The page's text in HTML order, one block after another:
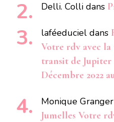
Delli. Colli dans
laféeduciel dans
Votre rdv avec
transit de Jupiter
Décembre 2022
Monique Granger
Jumelles Votre